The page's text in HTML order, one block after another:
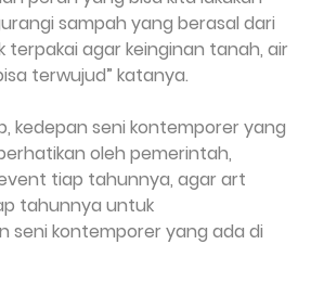
sampah yang berasal dari
terpakai agar keinginan tanah, air
terwujud” katanya.
kedepan seni kontemporer yang
oleh pemerintah,
tiap tahunnya, agar art
tahunnya untuk
seni kontemporer yang ada di